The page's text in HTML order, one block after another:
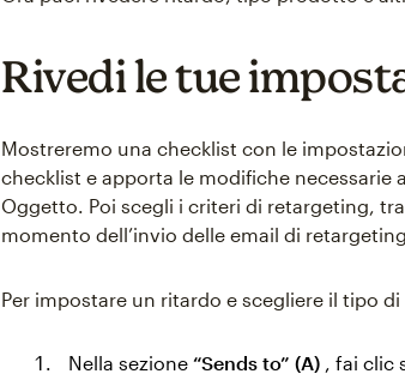
Rivedi le tue
Mostreremo una checklist con le
checklist e apporta le modifiche necessarie
Oggetto. Poi scegli i criteri di retargeting,
momento dell’invio delle email di
Per impostare un ritardo e scegliere il tipo
Nella sezione“Sends to” (A) , fai clic